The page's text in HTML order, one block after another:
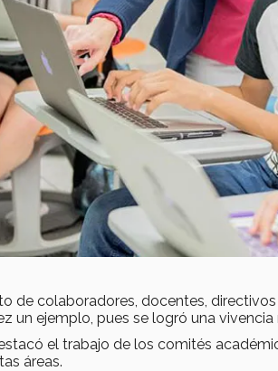
de colaboradores, docentes,
un ejemplo, pues se logró una
el trabajo de los comités
áreas.